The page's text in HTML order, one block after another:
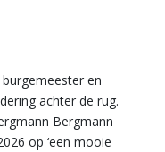
en
achter de rug.
Bergmann
op ‘een mooie